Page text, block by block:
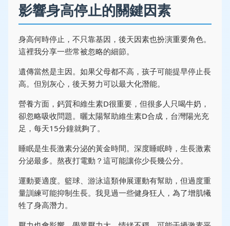
影響身高停止的關鍵因素
身高何時停止，不只靠基因，後天因素也扮演重要角色。
這裡我分享一些常被忽略的細節。
遺傳當然是主因。如果父母都不高，孩子可能提早停止長
高。但別灰心，後天努力可以最大化潛能。
營養方面，鈣質和維生素D很重要，但很多人只喝牛奶，
卻忽略吸收問題。曬太陽幫助維生素D合成，台灣陽光充
足，每天15分鐘就夠了。
睡眠是生長激素分泌的黃金時間。深度睡眠時，生長激素
分泌最多。熬夜打電動？這可能讓你少長幾公分。
運動要適度。籃球、游泳這類伸展運動有幫助，但過度重
量訓練可能抑制生長。我見過一些健身狂人，為了增肌犧
牲了身高潛力。